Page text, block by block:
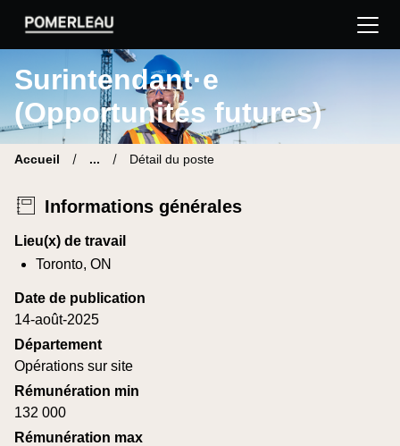
Pomerleau Site carrière | Trouve ton nouveau poste
Surintendant·e
(Opportunités futures)
Accueil ... Détail du poste
Informations générales
Lieu(x) de travail
Toronto, ON
Date de publication
14-août-2025
Département
Opérations sur site
Rémunération min
132 000
Rémunération max